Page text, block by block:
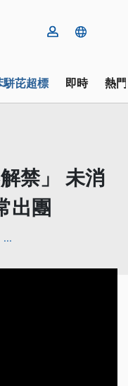
駢芘超標 即時 熱
禁」 未消
出團
...